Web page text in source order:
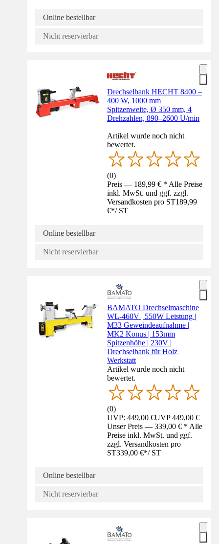
Online bestellbar
Nicht reservierbar
Drechselbank HECHT 8400 –
400 W, 1000 mm
Spitzenweite, Ø 350 mm, 4
Drehzahlen, 890–2600 U/min
Artikel wurde noch nicht
bewertet.
(0)
Preis — 189,99 € * Alle Preise
inkl. MwSt. und ggf. zzgl.
Versandkosten pro ST189,99
€*/ ST
Online bestellbar
Nicht reservierbar
BAMATO Drechselmaschine
WL-460V | 550W Leistung |
M33 Geweindeaufnahme |
MK2 Konus | 153mm
Spitzenhöhe | 230V |
Drechselbank für Holz
Werkstatt
Artikel wurde noch nicht
bewertet.
(0)
UVP: 449,00 €UVP449,00 €
Unser Preis — 339,00 € * Alle
Preise inkl. MwSt. und ggf.
zzgl. Versandkosten pro
ST339,00 €*/ ST
Online bestellbar
Nicht reservierbar